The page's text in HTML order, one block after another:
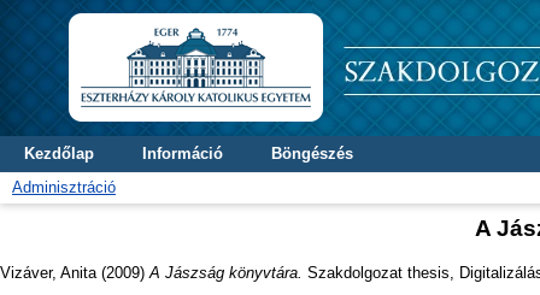
Kezdőlap Információ
Böngészés
Adminisztráció
A
Vizáver, Anita (2009) A Jászság könyvtára. Szakdolgozat thesis,